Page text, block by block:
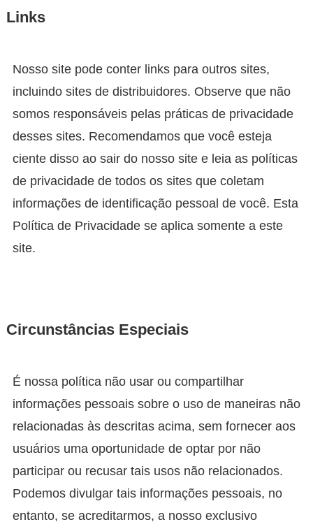
Links
Nosso site pode conter links para outros sites,
incluindo sites de distribuidores. Observe que não
somos responsáveis ​​pelas práticas de privacidade
desses sites. Recomendamos que você esteja
ciente disso ao sair do nosso site e leia as políticas
de privacidade de todos os sites que coletam
informações de identificação pessoal de você. Esta
Política de Privacidade se aplica somente a este
site.
Circunstâncias Especiais
É nossa política não usar ou compartilhar
informações pessoais sobre o uso de maneiras não
relacionadas às descritas acima, sem fornecer aos
usuários uma oportunidade de optar por não
participar ou recusar tais usos não relacionados.
Podemos divulgar tais informações pessoais, no
entanto, se acreditarmos, a nosso exclusivo